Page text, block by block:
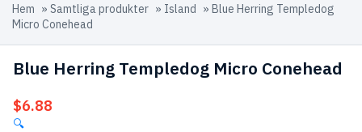
Hem » Samtliga produkter » Island » Blue Herring Templedog
Micro Conehead
Blue Herring Templedog Micro Conehead
$6.88
🔍